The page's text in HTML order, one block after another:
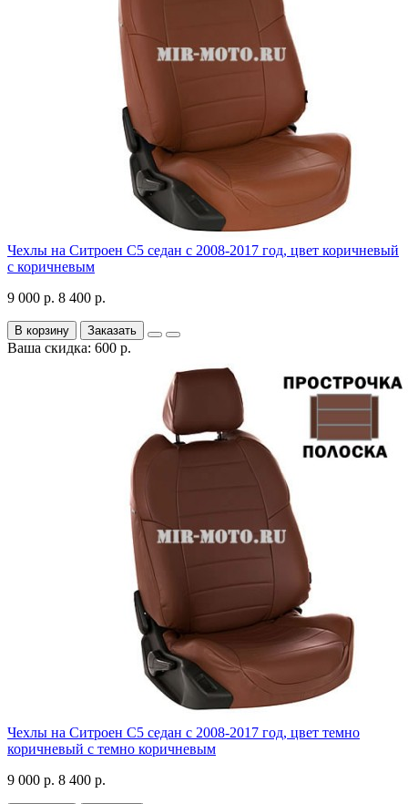
Чехлы на Ситроен С5 седан с 2008-2017 год, цвет коричневый
с коричневым
9 000 р. 8 400 р.
В корзину Заказать
Ваша скидка: 600 р.
Чехлы на Ситроен С5 седан с 2008-2017 год, цвет темно
коричневый с темно коричневым
9 000 р. 8 400 р.